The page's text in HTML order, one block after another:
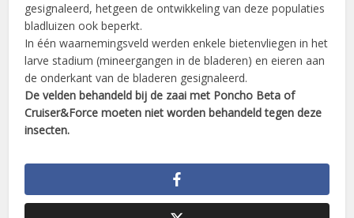
gesignaleerd, hetgeen de ontwikkeling van deze populaties
bladluizen ook beperkt.
In één waarnemingsveld werden enkele bietenvliegen in het
larve stadium (mineergangen in de bladeren) en eieren aan
de onderkant van de bladeren gesignaleerd.
De velden behandeld bij de zaai met Poncho Beta of
Cruiser&Force moeten niet worden behandeld tegen deze
insecten.